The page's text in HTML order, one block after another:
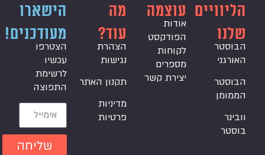
הליוויים
שלנו
הבוסטר
האורגני
הבוסטר
הממומן
וובינר
בוסטר
עוצמה
אודות
הפודקסט
לקוחות
מספרים
יצירת קשר
מה
עוד?
הצהרת
נגישות
תקנון האתר
מדיניות
פרטיות
הישארו
מעודכנים!
הצטרפו
עכשיו
לרשימת
התפוצה
שליחה